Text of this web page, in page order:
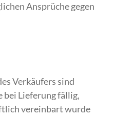
Ansprüche gegen
Verkäufers sind
bei Lieferung fällig,
vereinbart wurde